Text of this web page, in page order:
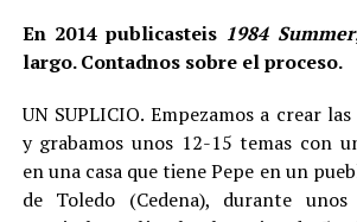
En 2014 publicasteis 1984 Summer
largo. Contadnos sobre el proceso.
UN SUPLICIO. Empezamos a crear
y grabamos unos 12-15 temas con
en una casa que tiene Pepe en un
de Toledo (Cedena), durante